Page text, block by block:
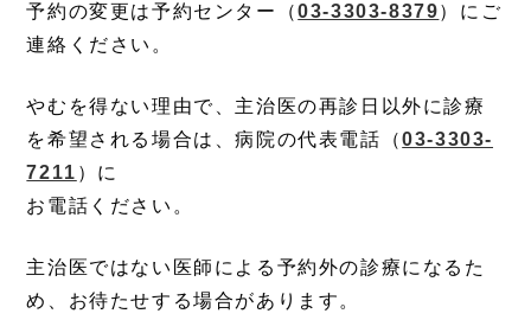
予約の変更は予約センター（03-3303-8379）にご
連絡ください。
やむを得ない理由で、主治医の再診日以外に診療
を希望される場合は、病院の代表電話（03-3303-
7211 ）に
お電話ください。
主治医ではない医師による予約外の診療になるた
め、お待たせする場合があります。